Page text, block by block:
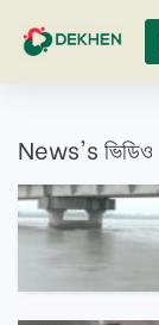
News's ভিডিও